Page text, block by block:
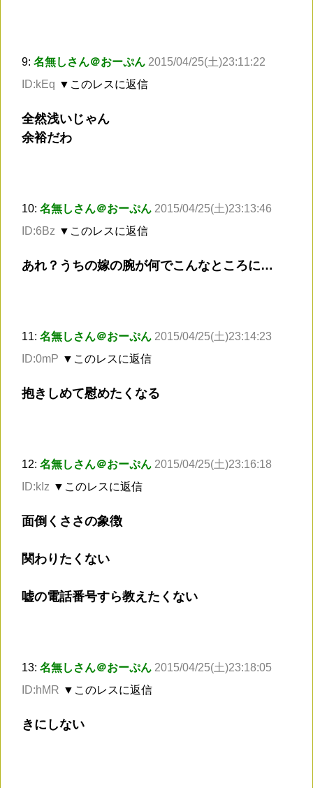
9: 名無しさん＠おーぷん 2015/04/25(土)23:11:22
ID:kEq ▼このレスに返信
全然浅いじゃん
余裕だわ
10: 名無しさん＠おーぷん 2015/04/25(土)23:13:46
ID:6Bz ▼このレスに返信
あれ？うちの嫁の腕が何でこんなところに…
11: 名無しさん＠おーぷん 2015/04/25(土)23:14:23
ID:0mP ▼このレスに返信
抱きしめて慰めたくなる
12: 名無しさん＠おーぷん 2015/04/25(土)23:16:18
ID:kIz ▼このレスに返信
面倒くささの象徴
関わりたくない
嘘の電話番号すら教えたくない
13: 名無しさん＠おーぷん 2015/04/25(土)23:18:05
ID:hMR ▼このレスに返信
きにしない